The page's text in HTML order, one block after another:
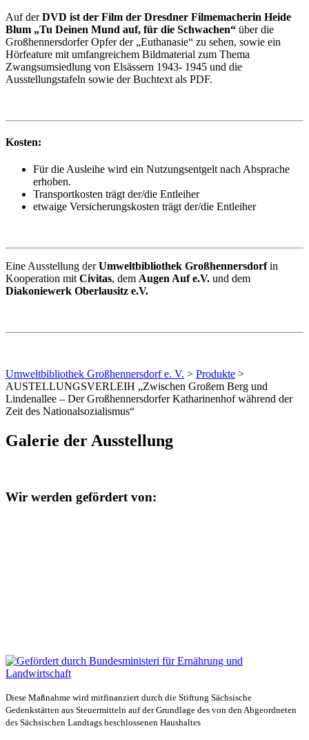
Auf derDVD ist der Film der Dresdner Filmemacherin Heide
Blum „Tu Deinen Mund auf, für die Schwachen“ über die
Großhennersdorfer Opfer der „Euthanasie“ zu sehen, sowie ein
Hörfeature mit umfangreichem Bildmaterial zum Thema
Zwangsumsiedlung von Elsässern 1943- 1945 und die
Ausstellungstafeln sowie der Buchtext als PDF.
Kosten:
Für die Ausleihe wird ein Nutzungsentgelt nach Absprache
erhoben.
Transportkosten trägt der/die Entleiher
etwaige Versicherungskosten trägt der/die Entleiher
Eine Ausstellung derUmweltbibliothek Großhennersdorfin
Kooperation mitCivitas, dem Augen Auf e.V. und dem
Diakoniewerk Oberlausitz e.V.
Umweltbibliothek Großhennersdorf e. V. > Produkte >
AUSTELLUNGSVERLEIH „Zwischen Großem Berg und
Lindenallee – Der Großhennersdorfer Katharinenhof während der
Zeit des Nationalsozialismus“
Galerie der Ausstellung
Wir werden gefördert von:
Diese Maßnahme wird mitfinanziert durch die Stiftung Sächsische
Gedenkstätten aus Steuermitteln auf der Grundlage des von den Abgeordneten
des Sächsischen Landtags beschlossenen Haushaltes